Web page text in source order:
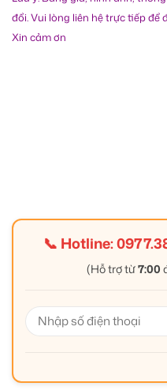
đổi. Vui lòng liên hệ trực tiếp
Xin cảm ơn
📞 Hotline:
(Hỗ trợ từ7:00